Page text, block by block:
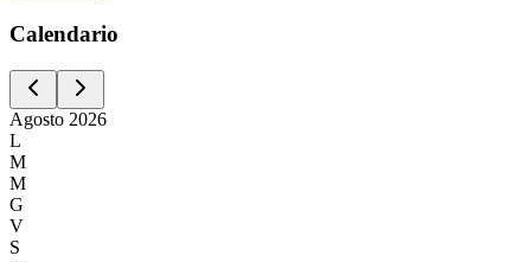
Calendario
Agosto 2026
L
M
M
G
V
S